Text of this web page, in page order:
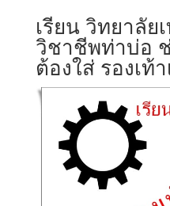
เรียน วิทยาลัย
วิชาชีพท่าบ่อ
ต้องใส่ รองเท้